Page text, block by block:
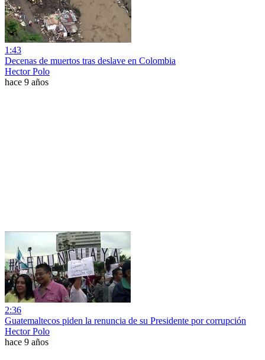
1:43
Decenas de muertos tras deslave en Colombia
Hector Polo
hace 9 años
2:36
Guatemaltecos piden la renuncia de su Presidente por corrupción
Hector Polo
hace 9 años